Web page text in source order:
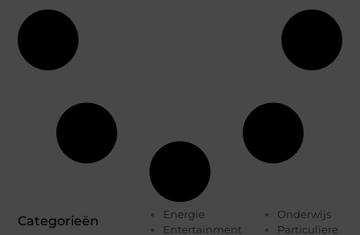
Categorieën
Energie
Entertainment
Onderwijs
Particuliere